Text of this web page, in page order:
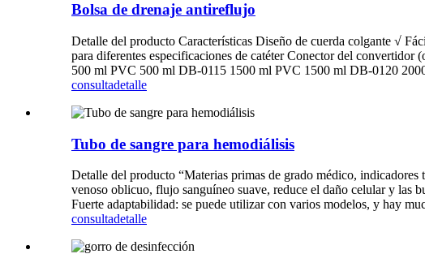
Bolsa de drenaje antireflujo
Detalle del producto Características Diseño de cuerda colgante √
para diferentes especificaciones de catéter Conector del
500 ml PVC 500 ml DB-0115 1500 ml PVC 1500 ml DB-0120
consultadetalle
Tubo de sangre para hemodiálisis
Detalle del producto “Materias primas de grado médico,
venoso oblicuo, flujo sanguíneo suave, reduce el daño celular y las
Fuerte adaptabilidad: se puede utilizar con varios modelos, y hay
consultadetalle